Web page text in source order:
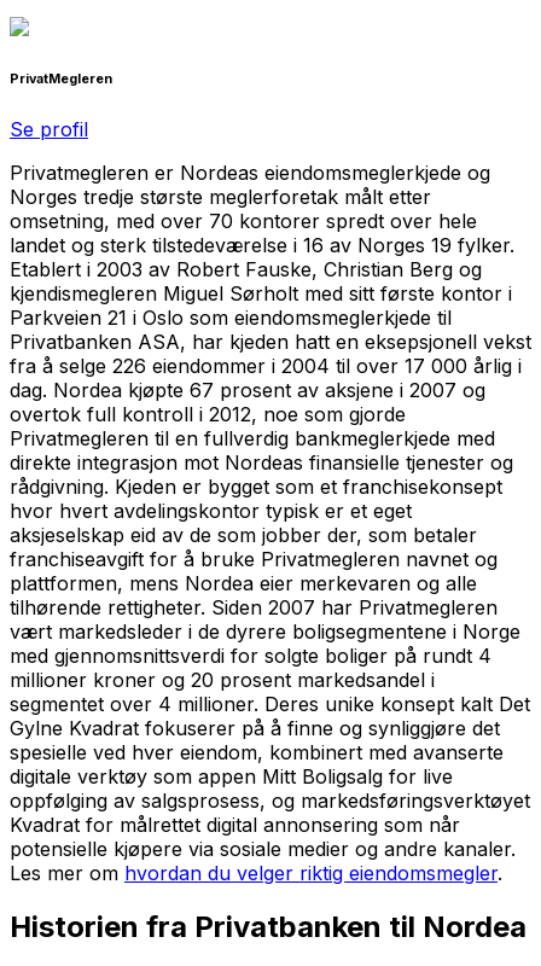
PrivatMegleren
Se profil
Privatmegleren er Nordeas eiendomsmeglerkjede og
Norges tredje største meglerforetak målt etter
omsetning, med over 70 kontorer spredt over hele
landet og sterk tilstedeværelse i 16 av Norges 19 fylker.
Etablert i 2003 av Robert Fauske, Christian Berg og
kjendismegleren Miguel Sørholt med sitt første kontor i
Parkveien 21 i Oslo som eiendomsmeglerkjede til
Privatbanken ASA, har kjeden hatt en eksepsjonell vekst
fra å selge 226 eiendommer i 2004 til over 17 000 årlig i
dag. Nordea kjøpte 67 prosent av aksjene i 2007 og
overtok full kontroll i 2012, noe som gjorde
Privatmegleren til en fullverdig bankmeglerkjede med
direkte integrasjon mot Nordeas finansielle tjenester og
rådgivning. Kjeden er bygget som et franchisekonsept
hvor hvert avdelingskontor typisk er et eget
aksjeselskap eid av de som jobber der, som betaler
franchiseavgift for å bruke Privatmegleren navnet og
plattformen, mens Nordea eier merkevaren og alle
tilhørende rettigheter. Siden 2007 har Privatmegleren
vært markedsleder i de dyrere boligsegmentene i Norge
med gjennomsnittsverdi for solgte boliger på rundt 4
millioner kroner og 20 prosent markedsandel i
segmentet over 4 millioner. Deres unike konsept kalt Det
Gylne Kvadrat fokuserer på å finne og synliggjøre det
spesielle ved hver eiendom, kombinert med avanserte
digitale verktøy som appen Mitt Boligsalg for live
oppfølging av salgsprosess, og markedsføringsverktøyet
Kvadrat for målrettet digital annonsering som når
potensielle kjøpere via sosiale medier og andre kanaler.
Les mer om hvordan du velger riktig eiendomsmegler.
Historien fra Privatbanken til Nordea